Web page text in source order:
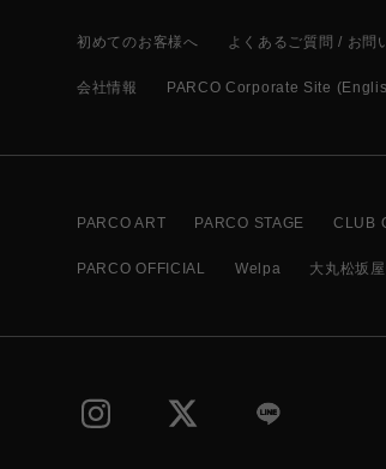
初めてのお客様へ よくあるご質問 / お問
会社情報 PARCO Corporate Site
PARCO ART PARCO STAGE CLUB
PARCO OFFICIAL Welpa 大丸松坂